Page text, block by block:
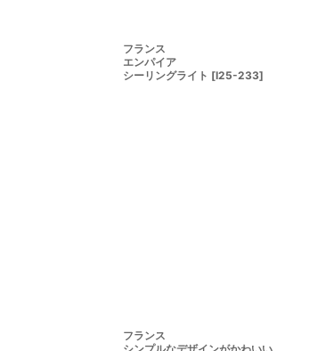
フランス
エンパイア
シーリングライト [I25-233]
フランス